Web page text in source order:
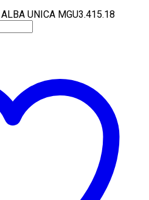
UNICA MGU3.415.18